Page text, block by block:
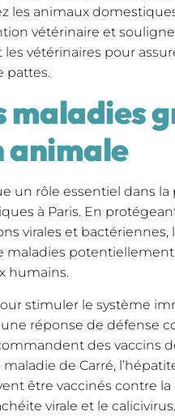
les animaux
vétérinaire et
les vétérinaires pour
pattes.
maladies
animale
un rôle essentiel dans
à Paris. En
virales et bactériennes,
maladies
humains.
stimuler le système
réponse de défense
des vaccins
de Carré,
être vaccinés contre
virale et le calicivirus.